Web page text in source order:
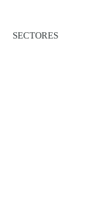
SECTORES